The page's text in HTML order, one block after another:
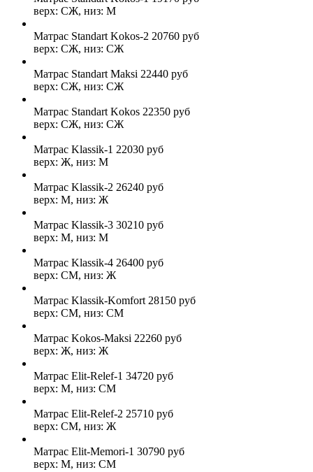
верх: СЖ, низ: М
Матрас Standart Kokos-2 20760 руб
верх: СЖ, низ: СЖ
Матрас Standart Maksi 22440 руб
верх: СЖ, низ: СЖ
Матрас Standart Kokos 22350 руб
верх: СЖ, низ: СЖ
Матрас Klassik-1 22030 руб
верх: Ж, низ: М
Матрас Klassik-2 26240 руб
верх: М, низ: Ж
Матрас Klassik-3 30210 руб
верх: М, низ: М
Матрас Klassik-4 26400 руб
верх: СМ, низ: Ж
Матрас Klassik-Komfort 28150 руб
верх: СМ, низ: СМ
Матрас Kokos-Maksi 22260 руб
верх: Ж, низ: Ж
Матрас Elit-Relef-1 34720 руб
верх: М, низ: СМ
Матрас Elit-Relef-2 25710 руб
верх: СМ, низ: Ж
Матрас Elit-Memori-1 30790 руб
верх: М, низ: СМ